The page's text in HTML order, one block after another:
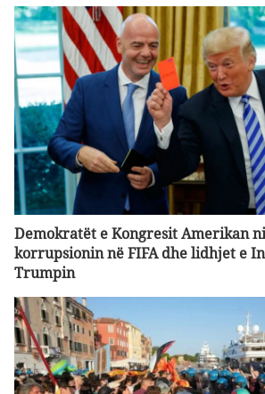
Demokratët e Kongresit Amerikan
korrupsionin në FIFA dhe lidhjet e
Trumpin